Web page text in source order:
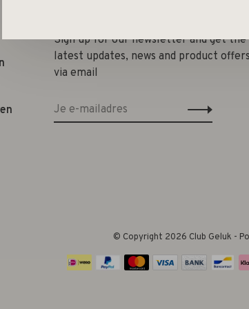
Sign up for our newsletter and get the
latest updates, news and product offers
via email
© Copyright 2026 Club Geluk -